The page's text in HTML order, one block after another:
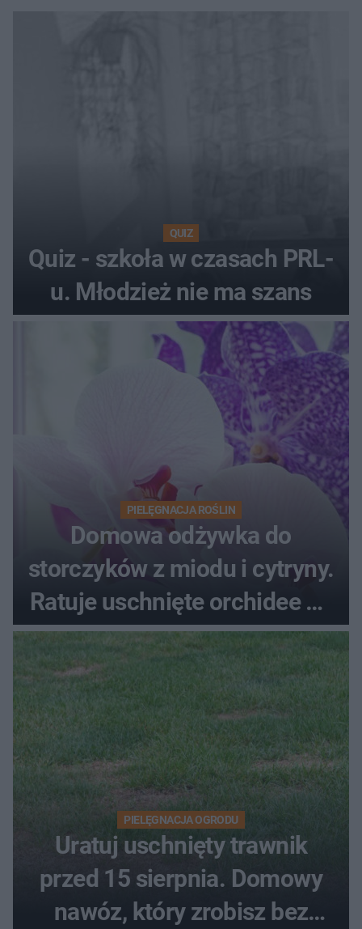
QUIZ
Quiz - szkoła w czasach PRL-
u. Młodzież nie ma szans
PIELĘGNACJA ROŚLIN
Domowa odżywka do
storczyków z miodu i cytryny.
Ratuje uschnięte orchidee po
upałach
PIELĘGNACJA OGRODU
Uratuj uschnięty trawnik
przed 15 sierpnia. Domowy
nawóz, który zrobisz bez